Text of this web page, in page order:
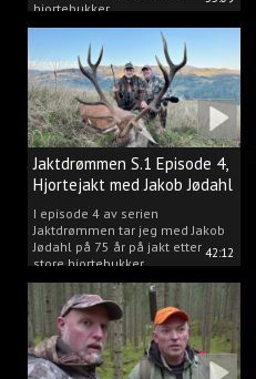
hjortebukker.
42:12
Jaktdrømmen S.1 Episode 4,
Hjortejakt med Jakob Jødahl
I episode 4 av serien
Jaktdrømmen tar jeg med Jakob
Jødahl på 75 år på jakt etter
store hjortebukker.